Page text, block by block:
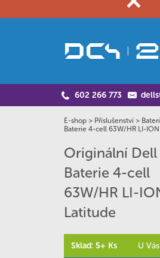
602 266 773
E-shop > Příslušenství >
Baterie 4-cell 63W/HR LI-
Originální Dell
Baterie 4-cell
63W/HR LI-
Latitude
Sklad: 5+ Ks U